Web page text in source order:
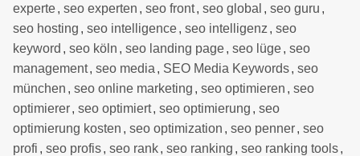
experte, seo experten , seo front, seo global , seo guru ,
seo hosting , seo intelligence, seo intelligenz , seo
keyword , seo köln , seo landing page, seo lüge, seo
management, seo media , SEO Media Keywords, seo
münchen , seo online marketing , seo optimieren , seo
optimierer, seo optimiert, seo optimierung , seo
optimierung kosten , seo optimization , seo penner, seo
profi , seo profis, seo rank, seo ranking , seo ranking tools,